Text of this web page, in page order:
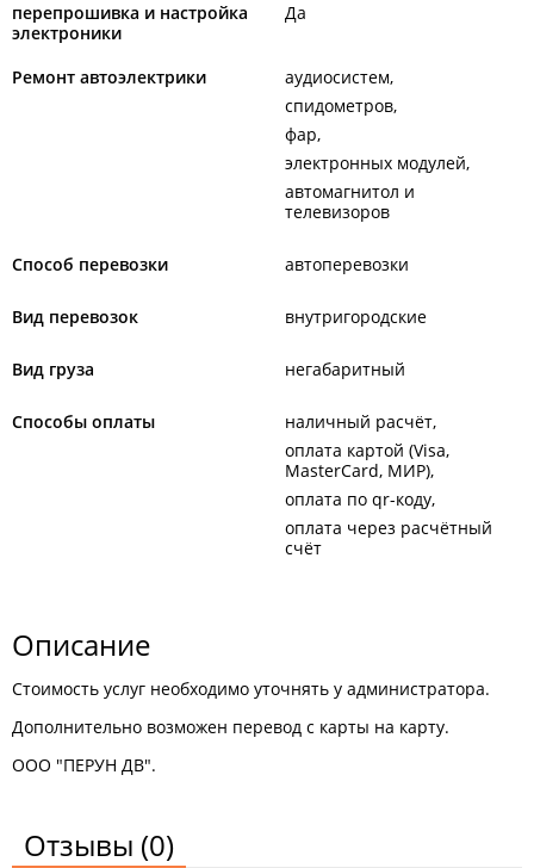
перепрошивка и настройка
электроники
Да
Ремонт автоэлектрики
аудиосистем
спидометров
фар
электронных модулей
автомагнитол и
телевизоров
Способ перевозки автоперевозки
Вид перевозок внутригородские
Вид груза негабаритный
Способы оплаты
наличный расчёт
оплата картой (Visa,
MasterCard, МИР)
оплата по qr-коду
оплата через расчётный
счёт
Описание
Стоимость услуг необходимо уточнять у администратора.
Дополнительно возможен перевод с карты на карту.
ООО "ПЕРУН ДВ".
Отзывы (0)